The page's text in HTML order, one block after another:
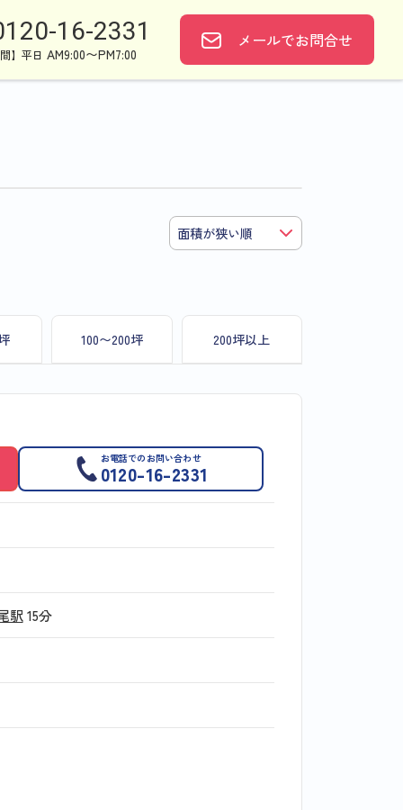
16-2331
】平日 AM9:00〜PM7:00
メールでお問合せ
100〜200坪 200坪以上
お電話でのお問い合わせ
0120-16-2331
駅15分